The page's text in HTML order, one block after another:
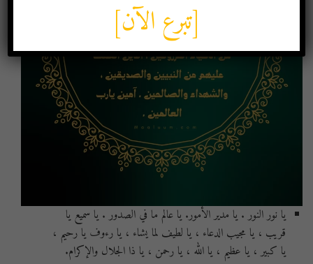
يا نور النور . يا مدير الأمور. يا عالم ما في الصدور . يا سميع يا
قريب ، يا مجيب الدعاء ، يا لطيف لما يشاء ، يا رءوف يا رحيم ،
يا كبير ، يا عظيم ، يا الله ، يا رحمن ، يا ذا الجلال والإكرام.
[تبرع الآن]